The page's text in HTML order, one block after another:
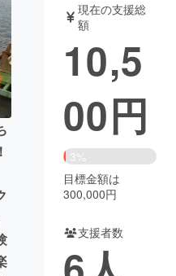
ト
書籍・雑誌
チャレンジ
CAMPFIRE Creation
machi-ya コミュニティ
現在の支援総
額
10,5
00円
3%
目標金額は
300,000円
支援者数